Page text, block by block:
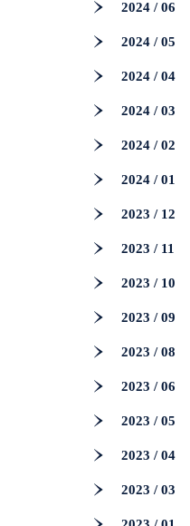
2024 / 06
2024 / 05
2024 / 04
2024 / 03
2024 / 02
2024 / 01
2023 / 12
2023 / 11
2023 / 10
2023 / 09
2023 / 08
2023 / 06
2023 / 05
2023 / 04
2023 / 03